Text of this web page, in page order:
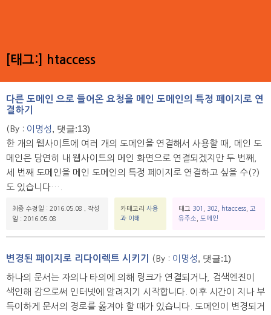
[태그:] htaccess
다른 도메인 으로 들어온 요청을 메인 도메인의 특정 페이지로 연
결하기
(By : 이명성 , 댓글:13)
한 개의 웹사이트에 여러 개의 도메인을 연결해서 사용할 때, 메인 도
메인은 당연히 내 웹사이트의 메인 화면으로 연결되겠지만 두 번째,
세 번째 도메인을 메인 도메인의 특정 페이지로 연결하고 싶을 수(?)
도 있습니다….
최종 수정일 : 2016.05.08 , 작성
일 : 2016.05.08
카테고리사용
과 이해
태그 301 302 htaccess
고
유주소
도메인
변경된 페이지로 리다이렉트 시키기 (By : 이명성 , 댓글:1)
하나의 문서는 자의나 타의에 의해 링크가 연결되거나, 검색엔진이
색인해 감으로써 인터넷에 알려지기 시작합니다. 이후 시간이 지나 부
득이하게 문서의 경로를 옮겨야 할 때가 있습니다. 도메인이 변경되거